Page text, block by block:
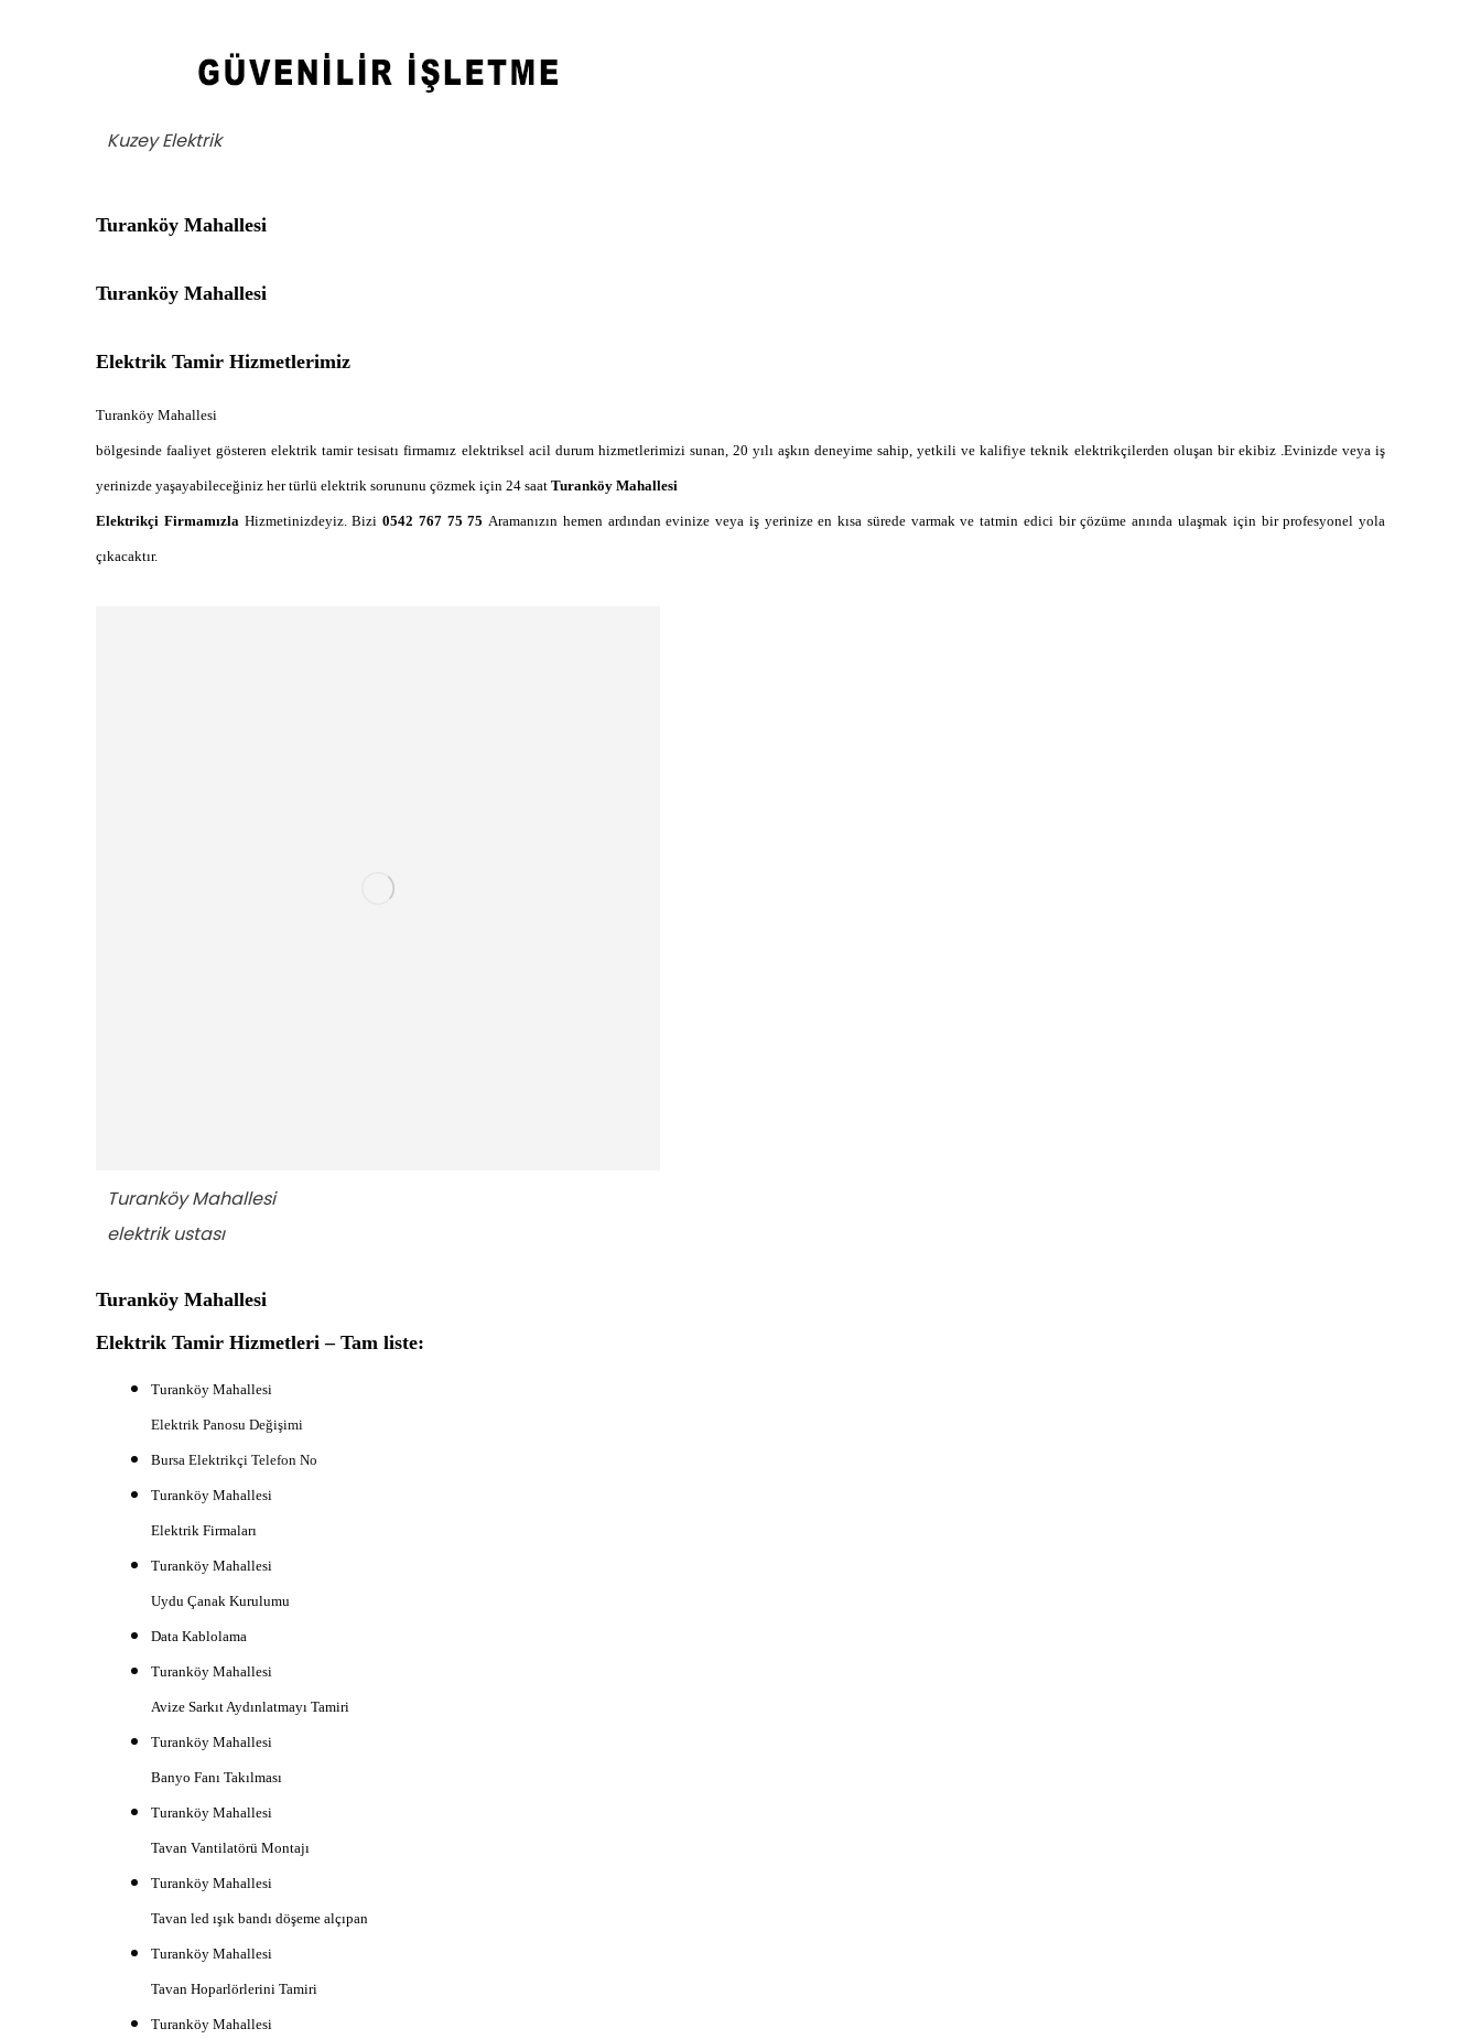
Kuzey Elektrik
Turanköy Mahallesi
Turanköy Mahallesi
Elektrik Tamir Hizmetlerimiz
Turanköy Mahallesi
bölgesinde faaliyet gösteren elektrik tamir tesisatı firmamız elektriksel acil durum hizmetlerimizi sunan, 20 yılı aşkın deneyime sahip, yetkili ve kalifiye teknik elektrikçilerden oluşan bir ekibiz .Evinizde veya iş
yerinizde yaşayabileceğiniz her türlü elektrik sorununu çözmek için 24 saat Turanköy Mahallesi
Elektrikçi FirmamızlaHizmetinizdeyiz. Bizi0542 767 75 75Aramanızın hemen ardından evinize veya iş yerinize en kısa sürede varmak ve tatmin edici bir çözüme anında ulaşmak için bir profesyonel yola
çıkacaktır.
Turanköy Mahallesi
elektrik ustası
Turanköy Mahallesi
Elektrik Tamir Hizmetleri – Tam liste:
Turanköy Mahallesi
Elektrik Panosu Değişimi
Bursa Elektrikçi Telefon No
Turanköy Mahallesi
Elektrik Firmaları
Turanköy Mahallesi
Uydu Çanak Kurulumu
Data Kablolama
Turanköy Mahallesi
Avize Sarkıt Aydınlatmayı Tamiri
Turanköy Mahallesi
Banyo Fanı Takılması
Turanköy Mahallesi
Tavan Vantilatörü Montajı
Turanköy Mahallesi
Tavan led ışık bandı döşeme alçıpan
Turanköy Mahallesi
Tavan Hoparlörlerini Tamiri
Turanköy Mahallesi